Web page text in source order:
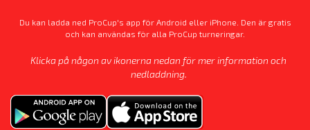
Du kan ladda ned ProCup's app för Android eller iPhone. Den är gratis
och kan användas för alla ProCup turneringar.
Klicka på någon av ikonerna nedan för mer information och
nedladdning.